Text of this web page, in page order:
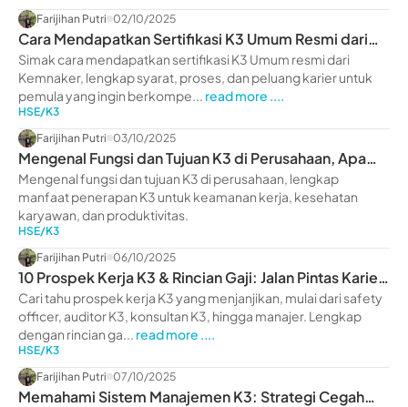
Farijihan Putri 02/10/2025
Cara Mendapatkan Sertifikasi K3 Umum Resmi dari
Kemnaker
Simak cara mendapatkan sertifikasi K3 Umum resmi dari
Kemnaker, lengkap syarat, proses, dan peluang karier untuk
pemula yang ingin berkompe... read more ....
HSE/K3
Farijihan Putri 03/10/2025
Mengenal Fungsi dan Tujuan K3 di Perusahaan, Apa
Saja?
Mengenal fungsi dan tujuan K3 di perusahaan, lengkap
manfaat penerapan K3 untuk keamanan kerja, kesehatan
karyawan, dan produktivitas.
HSE/K3
Farijihan Putri 06/10/2025
10 Prospek Kerja K3 & Rincian Gaji: Jalan Pintas Karier
Mapan
Cari tahu prospek kerja K3 yang menjanjikan, mulai dari safety
officer, auditor K3, konsultan K3, hingga manajer. Lengkap
dengan rincian ga... read more ....
HSE/K3
Farijihan Putri 07/10/2025
Memahami Sistem Manajemen K3: Strategi Cegah